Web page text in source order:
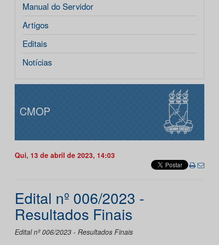
Manual do Servidor
Artigos
Editais
Notícias
CMOP
Qui, 13 de abril de 2023, 14:03
Edital nº 006/2023 -
Resultados Finais
Edital nº 006/2023 - Resultados Finais